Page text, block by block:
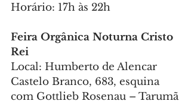
Horário: 17h às 22h
Feira Orgânica Noturna Cristo
Rei
Local: Humberto de Alencar
Castelo Branco, 683, esquina
com Gottlieb Rosenau – Tarumã